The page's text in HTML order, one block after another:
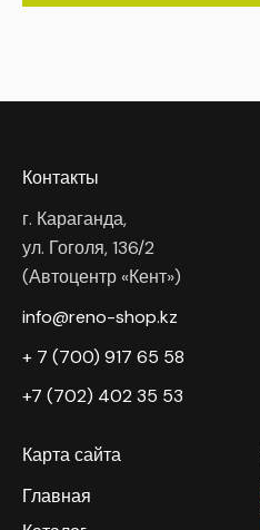
Контакты
г. Караганда,
ул. Гоголя, 136/2
(Автоцентр «Кент»)
info@reno-shop.kz
+ 7 (700) 917 65 58
+7 (702) 402 35 53
Карта сайта
Главная